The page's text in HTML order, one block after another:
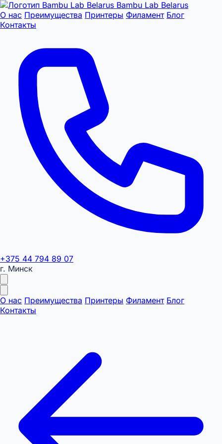
Bambu Lab Belarus
О нас Преимущества Принтеры Филамент Блог
Контакты
+375 44 794 89 07
г. Минск
О нас Преимущества Принтеры Филамент Блог
Контакты